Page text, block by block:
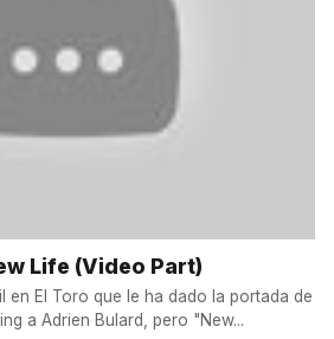
Life (Video Part)
en El Toro que le ha dado la portada de
a Adrien Bulard, pero "New...